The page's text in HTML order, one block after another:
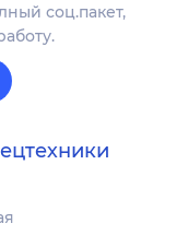
соц.пакет,